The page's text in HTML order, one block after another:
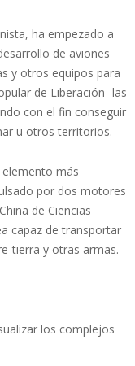
ha empezado a
de aviones
y otros equipos para
de Liberación -las
con el fin conseguir
u otros territorios.
más
por dos motores
de Ciencias
capaz de transportar
tierra y otras armas.
los complejos